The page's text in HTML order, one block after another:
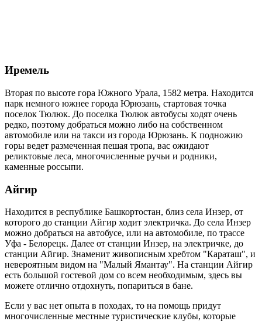
Иремель
Вторая по высоте гора Южного Урала, 1582 метра. Находится
парк немного южнее города Юрюзань, стартовая точка
поселок Тюлюк. До поселка Тюлюк автобусы ходят очень
редко, поэтому добраться можно либо на собственном
автомобиле или на такси из города Юрюзань. К подножию
горы ведет размеченная пешая тропа, вас ожидают
реликтовые леса, многочисленные ручьи и родники,
каменные россыпи.
Айгир
Находится в республике Башкортостан, близ села Инзер, от
которого до станции Айгир ходит электричка. До села Инзер
можно добраться на автобусе, или на автомобиле, по трассе
Уфа - Белорецк. Далее от станции Инзер, на электричке, до
станции Айгир. Знаменит живописным хребтом "Караташ", и
невероятным видом на "Малый Ямантау". На станции Айгир
есть большой гостевой дом со всем необходимым, здесь вы
можете отлично отдохнуть, попариться в бане.
Если у вас нет опыта в походах, то на помощь придут
многочисленные местные туристические клубы, которые